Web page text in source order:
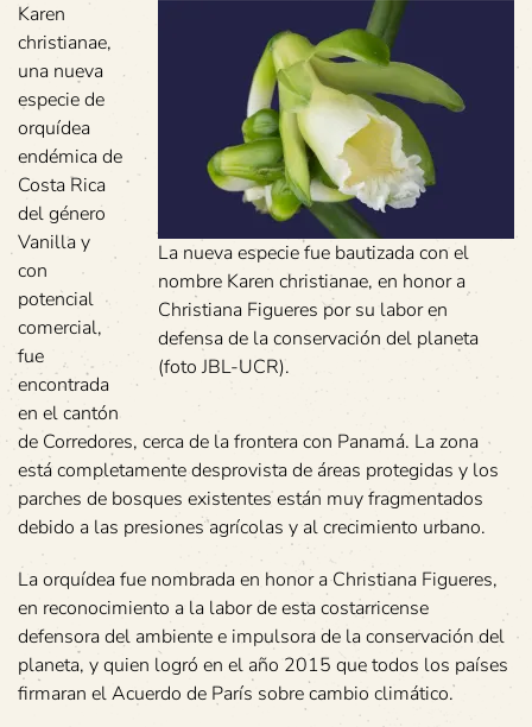
La nueva especie fue bautizada con el
nombre Karen christianae, en honor a
Christiana Figueres por su labor en
defensa de la conservación del planeta
(foto JBL-UCR).
Karen
christianae,
una nueva
especie de
orquídea
endémica de
Costa Rica
del género
Vanilla y
con
potencial
comercial,
fue
encontrada
en el cantón
de Corredores, cerca de la frontera con Panamá. La zona
está completamente desprovista de áreas protegidas y los
parches de bosques existentes están muy fragmentados
debido a las presiones agrícolas y al crecimiento urbano.
La orquídea fue nombrada en honor a Christiana Figueres,
en reconocimiento a la labor de esta costarricense
defensora del ambiente e impulsora de la conservación del
planeta, y quien logró en el año 2015 que todos los países
firmaran el Acuerdo de París sobre cambio climático.